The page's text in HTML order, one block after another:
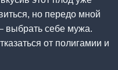
но передо мной
выбрать себе мужа.
от полигамии и